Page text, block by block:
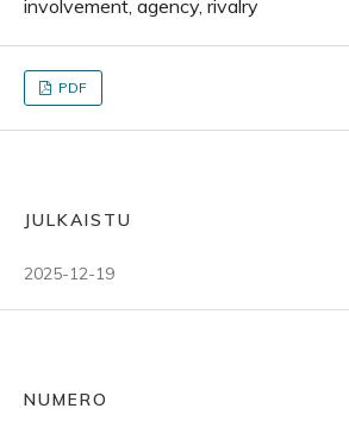
involvement, agency, rivalry
PDF
JULKAISTU
2025-12-19
NUMERO